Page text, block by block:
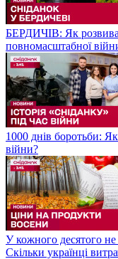
БЕРДИЧІВ: Як
повномасштабної
1000 днів боротьби:
війни?
У кожного десятого
Скільки українці